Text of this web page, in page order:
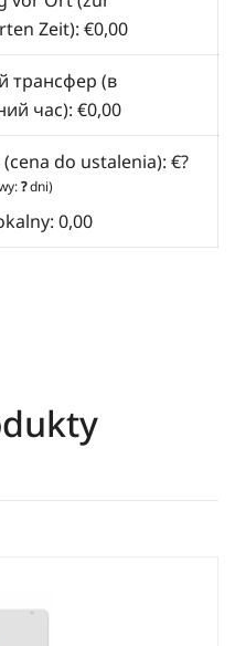
Zeit): €0,00
трансфер (в
час): €0,00
do ustalenia): €?
?dni)
0,00